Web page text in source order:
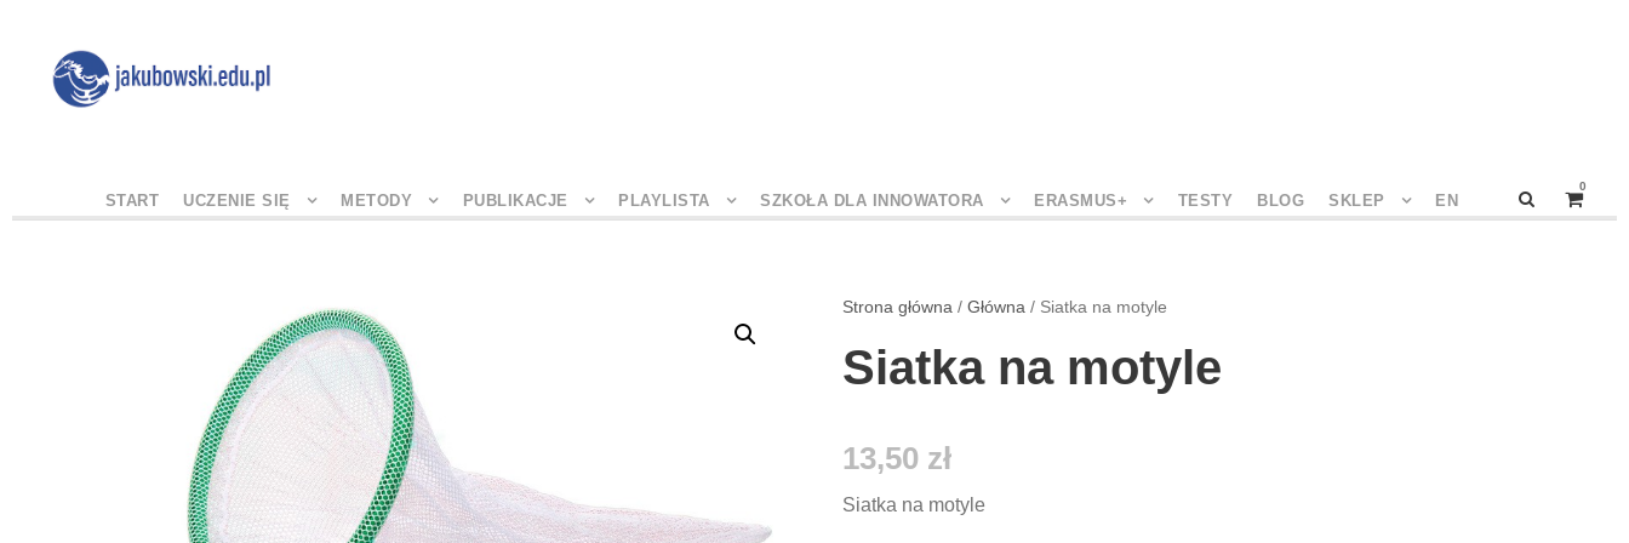
START UCZENIE SIĘ METODY PUBLIKACJE PLAYLISTA SZKOŁA DLA INNOWATORA ERASMUS+ TESTY BLOG SKLEP EN
0
Strona główna /Główna / Siatka na motyle
Siatka na motyle
13,50 zł
Siatka na motyle